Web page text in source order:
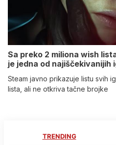
Sa preko 2 miliona wish
je jedna od najiščekivanijih
Steam javno prikazuje listu svih
lista, ali ne otkriva tačne brojke
TRENDING